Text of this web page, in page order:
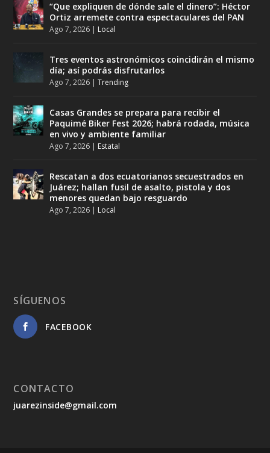
“Que expliquen de dónde sale el dinero”: Héctor
Ortiz arremete contra espectaculares del PAN
Ago 7, 2026 | Local
Tres eventos astronómicos coincidirán el mismo
día; así podrás disfrutarlos
Ago 7, 2026 |Trending
Casas Grandes se prepara para recibir el
Paquimé Biker Fest 2026; habrá rodada, música
en vivo y ambiente familiar
Ago 7, 2026 | Estatal
Rescatan a dos ecuatorianos secuestrados en
Juárez; hallan fusil de asalto, pistola y dos
menores quedan bajo resguardo
Ago 7, 2026 | Local
SÍGUENOS
FACEBOOK
CONTACTO
juarezinside@gmail.com